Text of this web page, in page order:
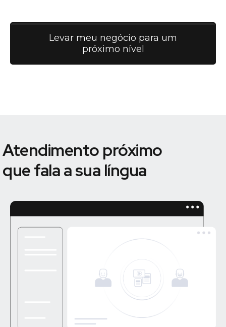
Levar meu negócio para um
próximo nível
Atendimento próximo
que fala a sua língua